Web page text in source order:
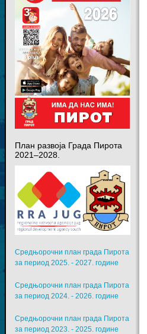
План развоја Града Пирота
2021–2028.
Средњорочни план града Пирота
за период 2025. - 2027. године
Средњорочни план града Пирота
за период 2024. - 2026. године
Средњорочни план града Пирота
за период 2023. - 2025. године